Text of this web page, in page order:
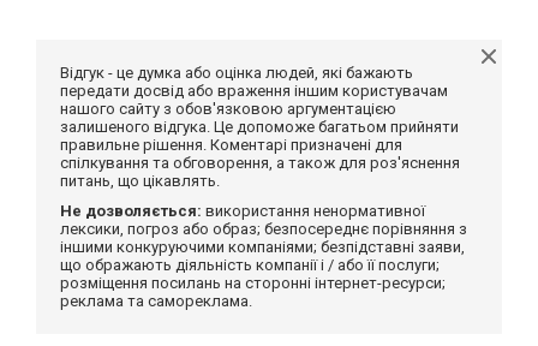
Відгук - це думка або оцінка людей, які бажають
передати досвід або враження іншим користувачам
нашого сайту з обов'язковою аргументацією
залишеного відгука. Це допоможе багатьом прийняти
правильне рішення. Коментарі призначені для
спілкування та обговорення, а також для роз'яснення
питань, що цікавлять.
Не дозволяється: використання ненормативної
лексики, погроз або образ; безпосереднє порівняння з
іншими конкуруючими компаніями; безпідставні заяви,
що ображають діяльність компанії і / або її послуги;
розміщення посилань на сторонні інтернет-ресурси;
реклама та самореклама.